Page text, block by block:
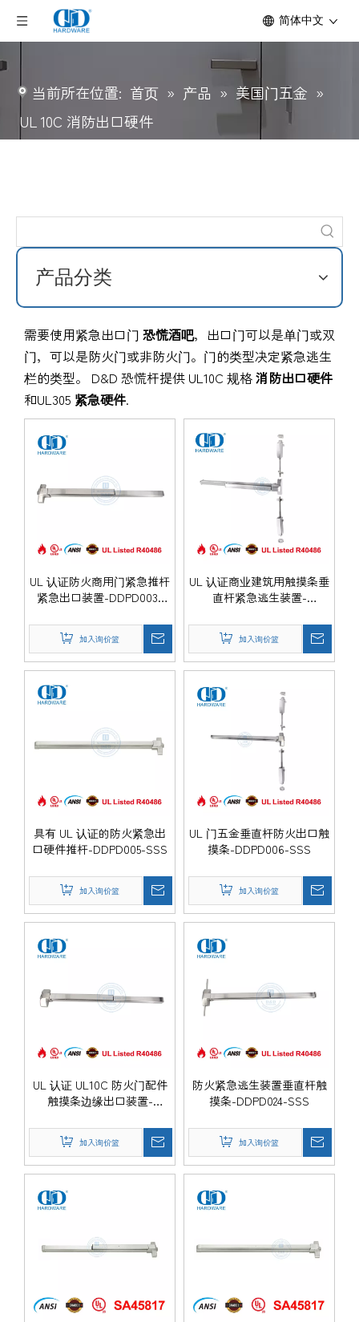
简体中文
当前所在位置: 首页 » 产品 » 美国门五金 »
UL 10C 消防出口硬件
产品分类
需要使用紧急出口门 恐慌酒吧，出口门可以是单门或双
门，可以是防火门或非防火门。门的类型决定紧急逃生
栏的类型。 D&D 恐慌杆提供 UL10C 规格消防出口硬件
和UL305 紧急硬件.
UL 认证防火商用门紧急推杆
紧急出口装置-DDPD003-
加入询价篮
UL 认证商业建筑用触摸条垂
直杆紧急逃生装置-
加入询价篮
具有 UL 认证的防火紧急出
口硬件推杆-DDPD005-SSS
加入询价篮
UL 门五金垂直杆防火出口触
摸条-DDPD006-SSS
加入询价篮
UL 认证 UL10C 防火门配件
触摸条边缘出口装置-
加入询价篮
防火紧急逃生装置垂直杆触
摸条-DDPD024-SSS
加入询价篮